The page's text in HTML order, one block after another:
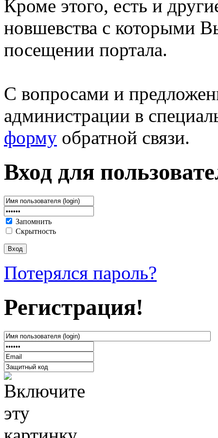
Кроме этого, есть и
новшевства с которыми
посещении портала.
С вопросами и
администрации в
форму обратной связи.
Вход для
Запомнить
Скрытность
Потерялся пароль?
Регистрация!